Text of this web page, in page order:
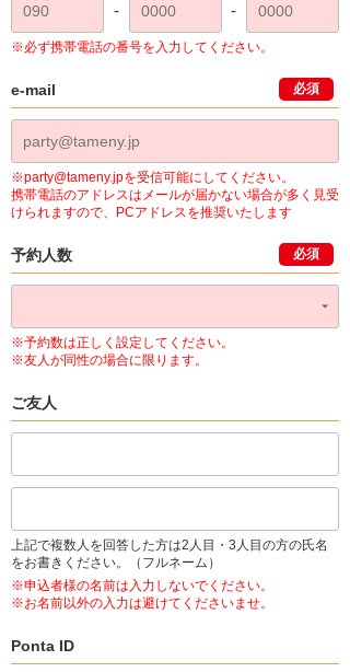
- -
※必ず携帯電話の番号を入力してください。
e-mail 必須
※party@tameny.jpを受信可能にしてください。
携帯電話のアドレスはメールが届かない場合が多く見受
けられますので、PCアドレスを推奨いたします
予約人数 必須
※予約数は正しく設定してください。
※友人が同性の場合に限ります。
ご友人
上記で複数人を回答した方は2人目・3人目の方の氏名
をお書きください。（フルネーム）
※申込者様の名前は入力しないでください。
※お名前以外の入力は避けてくださいませ。
Ponta ID